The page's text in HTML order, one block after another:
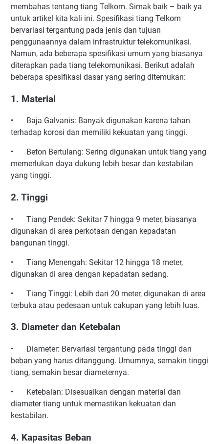
membahas tentang tiang Telkom. Simak baik – baik ya
untuk artikel kita kali ini. Spesifikasi tiang Telkom
bervariasi tergantung pada jenis dan tujuan
penggunaannya dalam infrastruktur telekomunikasi.
Namun, ada beberapa spesifikasi umum yang biasanya
diterapkan pada tiang telekomunikasi. Berikut adalah
beberapa spesifikasi dasar yang sering ditemukan:
1. Material
•
Baja Galvanis: Banyak digunakan karena tahan
terhadap korosi dan memiliki kekuatan yang tinggi.
•
Beton Bertulang: Sering digunakan untuk tiang yang
memerlukan daya dukung lebih besar dan kestabilan
yang tinggi.
2. Tinggi
•
Tiang Pendek: Sekitar 7 hingga 9 meter, biasanya
digunakan di area perkotaan dengan kepadatan
bangunan tinggi.
•
Tiang Menengah: Sekitar 12 hingga 18 meter,
digunakan di area dengan kepadatan sedang.
•
Tiang Tinggi: Lebih dari 20 meter, digunakan di area
terbuka atau pedesaan untuk cakupan yang lebih luas.
3. Diameter dan Ketebalan
•
Diameter: Bervariasi tergantung pada tinggi dan
beban yang harus ditanggung. Umumnya, semakin tinggi
tiang, semakin besar diameternya.
•
Ketebalan: Disesuaikan dengan material dan
diameter tiang untuk memastikan kekuatan dan
kestabilan.
4. Kapasitas Beban